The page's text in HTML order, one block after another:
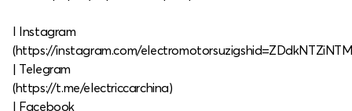
I Instagram
(https://instagram.com/
| Telegram
(https://t.me/electriccarchina)
| Facebook